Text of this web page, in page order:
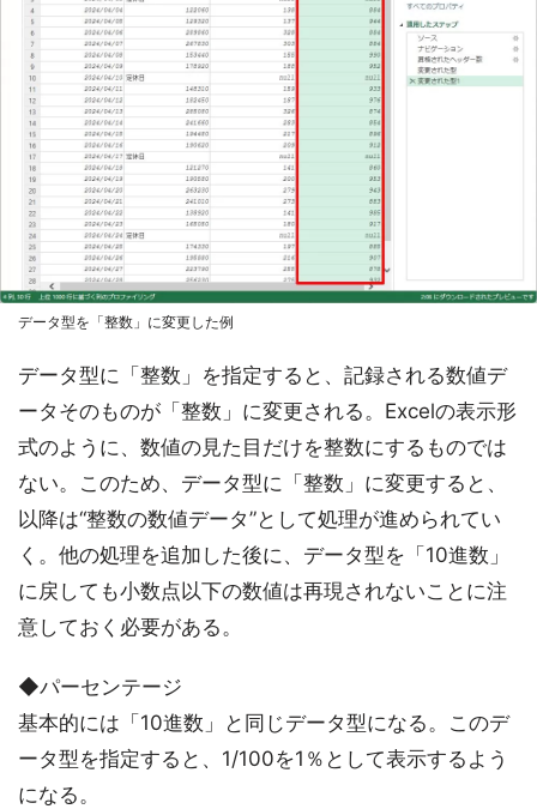
データ型を「整数」に変更した例
データ型に「整数」を指定すると、記録される数値デ
ータそのものが「整数」に変更される。Excelの表示形
式のように、数値の見た目だけを整数にするものでは
ない。このため、データ型に「整数」に変更すると、
以降は“整数の数値データ”として処理が進められてい
く。他の処理を追加した後に、データ型を「10進数」
に戻しても小数点以下の数値は再現されないことに注
意しておく必要がある。
◆パーセンテージ
基本的には「10進数」と同じデータ型になる。このデ
ータ型を指定すると、1/100を1％として表示するよう
になる。